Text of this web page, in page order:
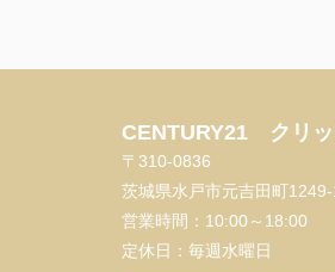
CENTURY21 クリ
〒310-0836
茨城県水戸市元吉田町
営業時間： 10:00～18:00
定休日： 毎週水曜日